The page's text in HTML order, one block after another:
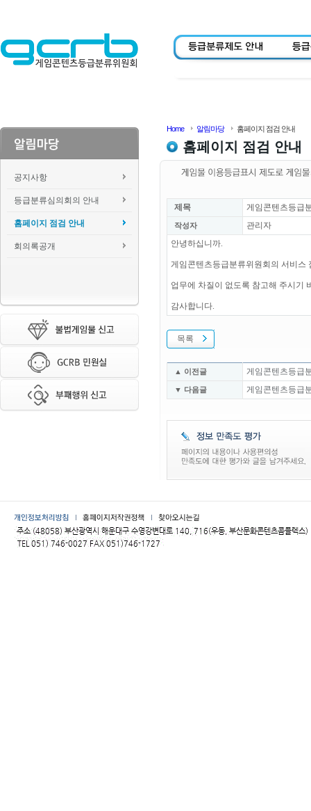
공지사항
등급분류심의회의 안내
홈페이지 점검 안내
회의록공개
Home 알림마당 홈페이지 점검 안내
홈페이지 점검 안내
제목 게임콘텐츠등급
작성자
관리자
안녕하십니까.
게임콘텐츠등급분류위원회의 서비스
업무에 차질이 없도록 참고해 주시기
감사합니다.
목록
▲ 이전글 게임콘텐츠등급
▼ 다음글 게임콘텐츠등급